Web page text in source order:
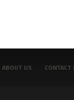
CONTACT
ABOUT US